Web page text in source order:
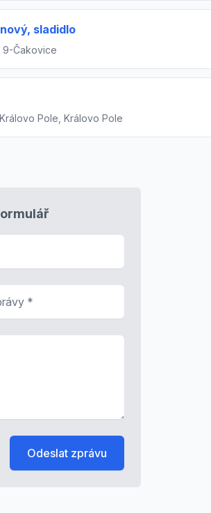
sladidlo
9-Čakovice
Pole, Královo Pole
Odeslat zprávu